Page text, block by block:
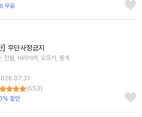
무료
] 무단사정금지
진월, 테리야끼, 오프카, 뚱개
(653)
할인